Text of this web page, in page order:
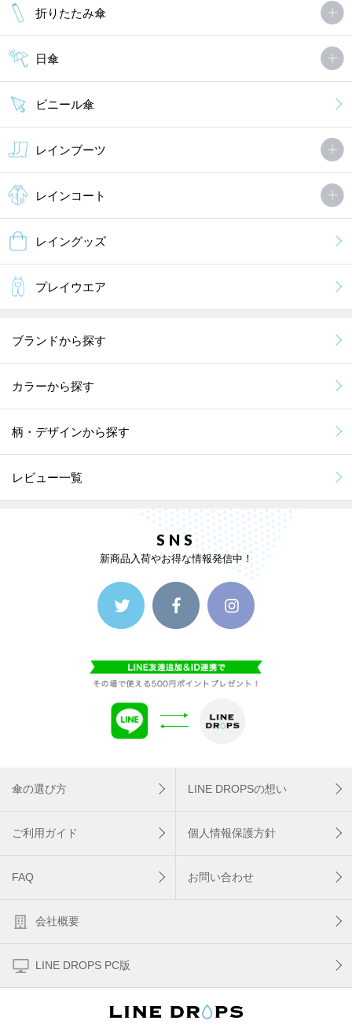
折りたたみ傘
日傘
ビニール傘
レインブーツ
レインコート
レイングッズ
プレイウエア
ブランドから探す
カラーから探す
柄・デザインから探す
レビュー一覧
SNS
新商品入荷やお得な情報発信中！
傘の選び方 LINE DROPSの想い
ご利用ガイド 個人情報保護方針
FAQ お問い合わせ
会社概要
LINE DROPS PC版